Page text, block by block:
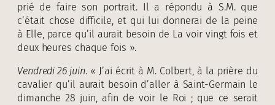
prié de faire son portrait. Il a répondu à S.M. que
c’était chose difficile, et qui lui donnerai de la peine
à Elle, parce qu’il aurait besoin de La voir vingt fois et
deux heures chaque fois ».
Vendredi 26 juin. « J’ai écrit à M. Colbert, à la prière du
cavalier qu’il aurait besoin d’aller à Saint-Germain le
dimanche 28 juin, afin de voir le Roi ; que ce serait